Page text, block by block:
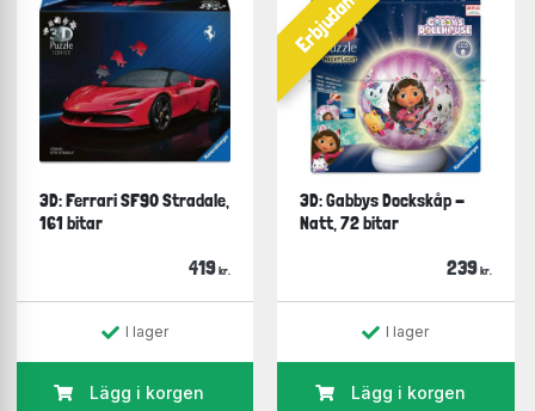
3D: Ferrari SF90 Stradale,
161 bitar
419 kr.
I lager
Lägg i korgen
3D: Gabbys Dockskåp -
Natt, 72 bitar
239 kr.
I lager
Lägg i korgen